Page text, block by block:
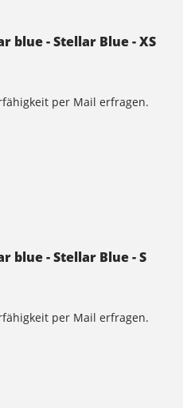
blue - Stellar Blue - XS
per Mail erfragen.
blue - Stellar Blue - S
per Mail erfragen.